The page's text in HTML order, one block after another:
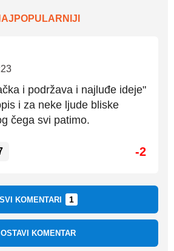
i podržava i najluđe ideje"
i za neke ljude bliske
čega svi patimo.
-2
SVI KOMENTARI 1
OSTAVI KOMENTAR